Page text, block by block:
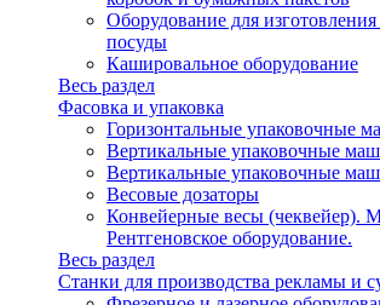
Оборудование для
посуды
Кашировальное оборудование
Весь раздел
Фасовка и упаковка
Горизонтальные упаковочные
Вертикальные упаковочные
Вертикальные упаковочные
Весовые дозаторы
Конвейерные весы (чеквейер).
Рентгеновское оборудование.
Весь раздел
Станки для производства рекламы и